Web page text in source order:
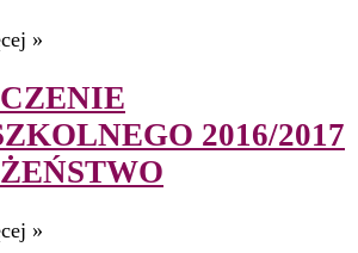
»
2016/2017
»